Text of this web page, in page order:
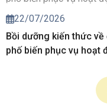
22/07/2026
Bồi dưỡng kiến thức
phố biến phục vụ hoạt